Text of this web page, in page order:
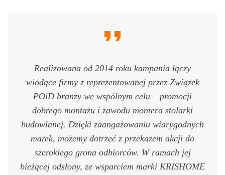
Realizowana od 2014 roku kampania łączy
wiodące firmy z reprezentowanej przez Związek
POiD branży we wspólnym celu – promocji
dobrego montażu i zawodu montera stolarki
budowlanej. Dzięki zaangażowaniu wiarygodnych
marek, możemy dotrzeć z przekazem akcji do
szerokiego grona odbiorców. W ramach jej
bieżącej odsłony, ze wsparciem marki KRISHOME